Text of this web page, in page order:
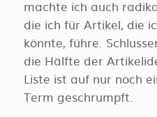
machte ich auch
die ich für Artikel, die
könnte, führe.
die Hälfte der
Liste ist auf nur noch
Term geschrumpft.